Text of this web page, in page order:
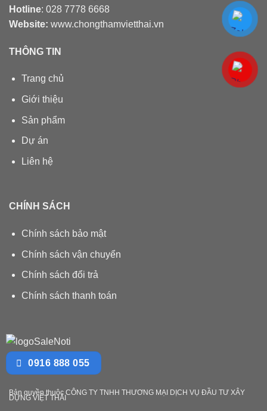
Hotline: 028 7778 6668
Website: www.chongthamvietthai.vn
THÔNG TIN
Trang chủ
Giới thiệu
Sản phẩm
Dự án
Liên hệ
CHÍNH SÁCH
Chính sách bảo mật
Chính sách vận chuyển
Chính sách đổi trả
Chính sách thanh toán
0916 888 055
Bản quyền thuộc CÔNG TY TNHH THƯƠNG MẠI DỊCH VỤ ĐẦU TƯ XÂY
DỰNG VIỆT THÁI